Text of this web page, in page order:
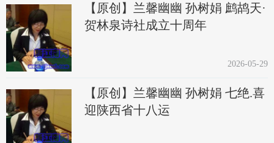
【原创】兰馨幽幽 孙树娟 鹧鸪天·
贺林泉诗社成立十周年
2026-05-29
【原创】兰馨幽幽 孙树娟 七绝.喜
迎陕西省十八运